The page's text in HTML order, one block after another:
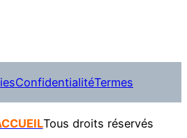
ConfidentialitéTermes
Tous droits réservés